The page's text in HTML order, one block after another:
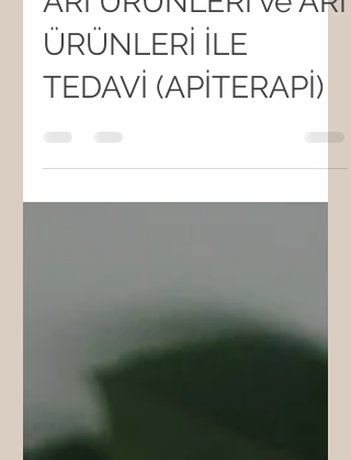
Ahmet Can
17 Nis 2021
3 dakikada okunur
ARI ÜRÜNLERİ ve ARI
ÜRÜNLERİ İLE
TEDAVİ (APİTERAPİ)